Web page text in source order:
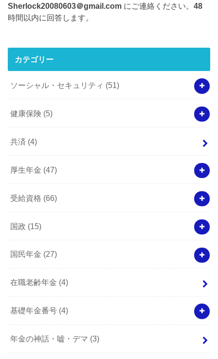
Sherlock20080603＠gmail.com にご連絡ください。48
時間以内に回答します。
カテゴリー
ソーシャル・セキュリティ (51)
健康保険 (5)
共済 (4)
厚生年金 (47)
受給資格 (66)
国政 (15)
国民年金 (27)
在職老齢年金 (4)
基礎年金番号 (4)
年金の神話・嘘・デマ (3)